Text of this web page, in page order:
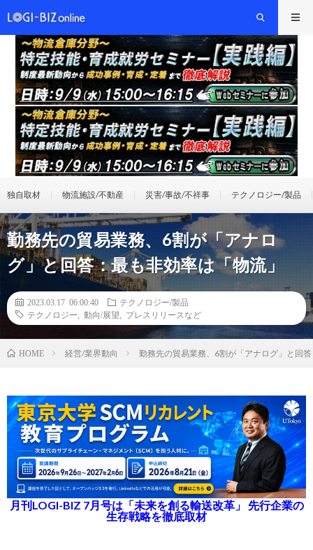
独自取材 物流施設/不動産 災害/事故/不祥事 テクノロジー/製品
勤務先の貿易業務、6割が「アナロ
グ」と回答：最も非効率は「物流」
2023.03.17 06:00:40
テクノロジー/製品
テクノロジー
動向/展望 プレスリリースなど
HOME 経営/業界動向 勤務先の貿易業務、6割が「アナログ」と回
月刊LOGI-BIZ 7月号は「未来を創る輸送改革」 先行企業の
生存戦略を徹底取材